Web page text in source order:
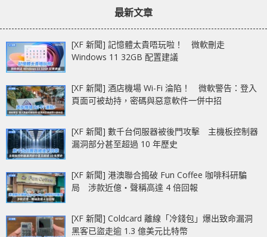
最新文章
[XF 新聞] 記憶體太貴唔玩啦！ 微軟刪走
Windows 11 32GB 配置建議
[XF 新聞] 酒店機場 Wi-Fi 淪陷！ 微軟警告：登入
頁面可被劫持，密碼與惡意軟件一併中招
[XF 新聞] 數千台伺服器被後門攻擊 主機板控制器
漏洞部分甚至超過 10 年歷史
[XF 新聞] 港澳聯合搗破 Fun Coffee 咖啡科研騙
局 涉款近億‧聲稱高達 4 倍回報
[XF 新聞] Coldcard 離線「冷錢包」爆出致命漏洞
黑客已盜走逾 1.3 億美元比特幣